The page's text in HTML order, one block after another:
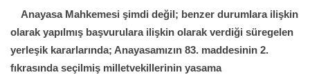
Anayasa Mahkemesi şimdi değil; benzer durumlara ilişkin
olarak yapılmış başvurulara ilişkin olarak verdiği süregelen
yerleşik kararlarında; Anayasamızın 83. maddesinin 2.
fıkrasında seçilmiş milletvekillerinin yasama